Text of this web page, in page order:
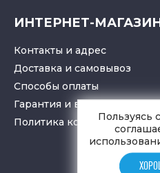
ИНТЕРНЕТ-
Контакты и адрес
Доставка и самовывоз
Способы оплаты
Гарантия и возврат товара
Политика
Пользуясь